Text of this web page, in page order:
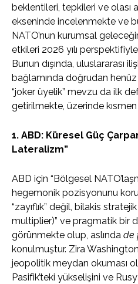
beklentileri, tepkileri ve olası
ekseninde incelenmekte ve
NATO’nun kurumsal
etkileri 2026 yılı
Bunun dışında, uluslararası
bağlamında doğrudan
“joker üyelik” mevzu da ilk
getirilmekte, üzerinde
1. ABD: Küresel Güç
Lateralizm”
ABD için “Bölgesel
hegemonik pozisyonunu
“zayıflık” değil, bilakis
multiplier)” ve pragmatik bir
görünmekte olup, aslında de
konulmuştur. Zira
jeopolitik meydan okuması
Pasifik’teki yükselişini ve